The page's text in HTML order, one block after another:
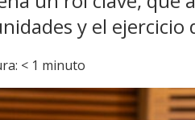
y el
< 1 minuto